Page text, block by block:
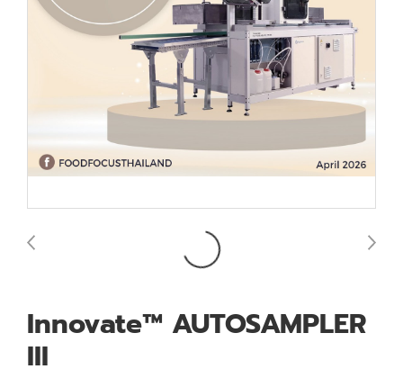
Innovate™ AUTOSAMPLER
III